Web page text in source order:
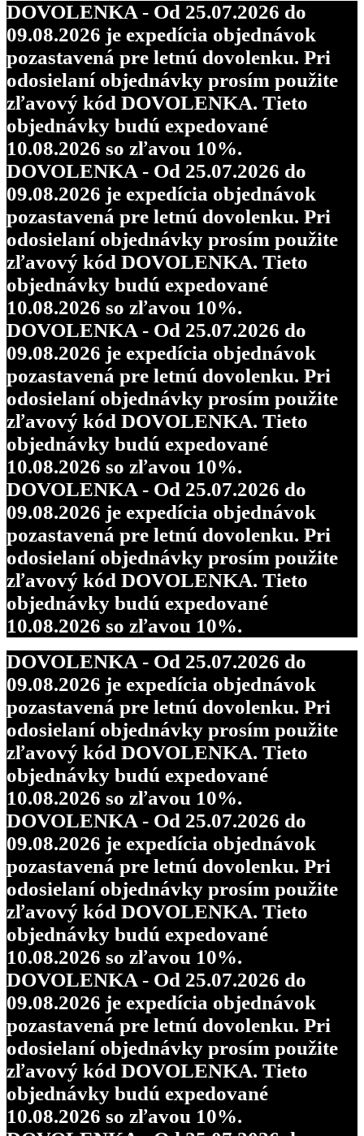
DOVOLENKA - Od 25.07.2026 do
09.08.2026 je expedícia objednávok
pozastavená pre letnú dovolenku. Pri
odosielaní objednávky prosím použite
zľavový kód DOVOLENKA. Tieto
objednávky budú expedované
10.08.2026 so zľavou 10%.
DOVOLENKA - Od 25.07.2026 do
09.08.2026 je expedícia objednávok
pozastavená pre letnú dovolenku. Pri
odosielaní objednávky prosím použite
zľavový kód DOVOLENKA. Tieto
objednávky budú expedované
10.08.2026 so zľavou 10%.
DOVOLENKA - Od 25.07.2026 do
09.08.2026 je expedícia objednávok
pozastavená pre letnú dovolenku. Pri
odosielaní objednávky prosím použite
zľavový kód DOVOLENKA. Tieto
objednávky budú expedované
10.08.2026 so zľavou 10%.
DOVOLENKA - Od 25.07.2026 do
09.08.2026 je expedícia objednávok
pozastavená pre letnú dovolenku. Pri
odosielaní objednávky prosím použite
zľavový kód DOVOLENKA. Tieto
objednávky budú expedované
10.08.2026 so zľavou 10%.
DOVOLENKA - Od 25.07.2026 do
09.08.2026 je expedícia objednávok
pozastavená pre letnú dovolenku. Pri
odosielaní objednávky prosím použite
zľavový kód DOVOLENKA. Tieto
objednávky budú expedované
10.08.2026 so zľavou 10%.
DOVOLENKA - Od 25.07.2026 do
09.08.2026 je expedícia objednávok
pozastavená pre letnú dovolenku. Pri
odosielaní objednávky prosím použite
zľavový kód DOVOLENKA. Tieto
objednávky budú expedované
10.08.2026 so zľavou 10%.
DOVOLENKA - Od 25.07.2026 do
09.08.2026 je expedícia objednávok
pozastavená pre letnú dovolenku. Pri
odosielaní objednávky prosím použite
zľavový kód DOVOLENKA. Tieto
objednávky budú expedované
10.08.2026 so zľavou 10%.